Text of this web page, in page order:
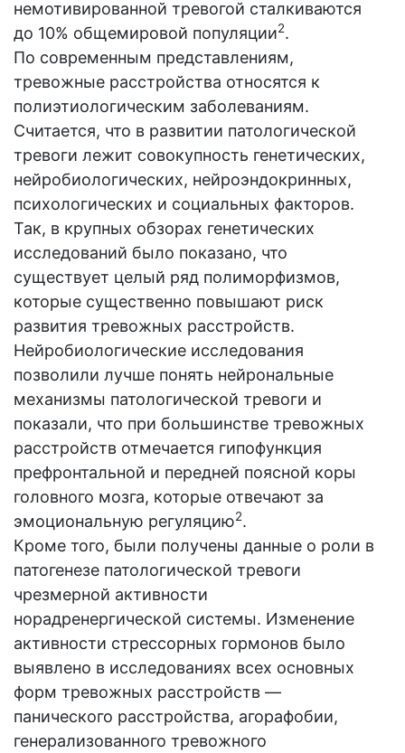
немотивированной тревогой сталкиваются
до 10% общемировой популяции2.
По современным представлениям,
тревожные расстройства относятся к
полиэтиологическим заболеваниям.
Считается, что в развитии патологической
тревоги лежит совокупность генетических,
нейробиологических, нейроэндокринных,
психологических и социальных факторов.
Так, в крупных обзорах генетических
исследований было показано, что
существует целый ряд полиморфизмов,
которые существенно повышают риск
развития тревожных расстройств.
Нейробиологические исследования
позволили лучше понять нейрональные
механизмы патологической тревоги и
показали, что при большинстве тревожных
расстройств отмечается гипофункция
префронтальной и передней поясной коры
головного мозга, которые отвечают за
эмоциональную регуляцию2.
Кроме того, были получены данные о роли в
патогенезе патологической тревоги
чрезмерной активности
норадренергической системы. Изменение
активности стрессорных гормонов было
выявлено в исследованиях всех основных
форм тревожных расстройств —
панического расстройства, агорафобии,
генерализованного тревожного